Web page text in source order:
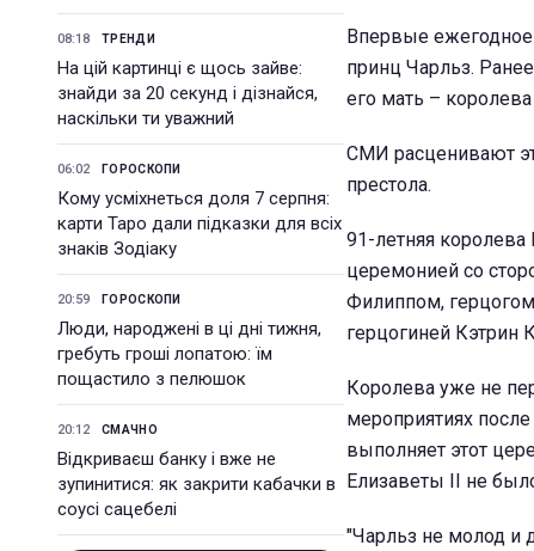
08:18 ТРЕНДИ
На цій картинці є щось зайве:
знайди за 20 секунд і дізнайся,
наскільки ти уважний
06:02 ГОРОСКОПИ
Кому усміхнеться доля 7 серпня:
карти Таро дали підказки для всіх
знаків Зодіаку
20:59 ГОРОСКОПИ
Люди, народжені в ці дні тижня,
гребуть гроші лопатою: їм
пощастило з пелюшок
20:12 СМАЧНО
Відкриваєш банку і вже не
зупинитися: як закрити кабачки в
соусі сацебелі
Впервые ежегодное
принц Чарльз.
его мать –
СМИ расценивают
престола.
91-летняя
церемонией со
Филиппом,
герцогиней Кэтрин
Королева уже не
мероприятиях
выполняет этот
Елизаветы II не
"Чарльз не молод и